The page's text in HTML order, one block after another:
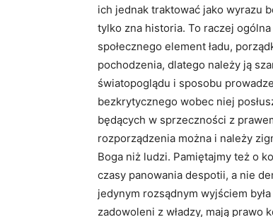
ich jednak traktować jako wyrazu
tylko zna historia. To raczej
społecznego element ładu,
pochodzenia, dlatego należy ją
światopoglądu i sposobu
bezkrytycznego wobec niej
będących w sprzeczności z
rozporządzenia można i należy
Boga niż ludzi. Pamiętajmy też o
czasy panowania despotii, a nie
jedynym rozsądnym wyjściem
zadowoleni z władzy, mają